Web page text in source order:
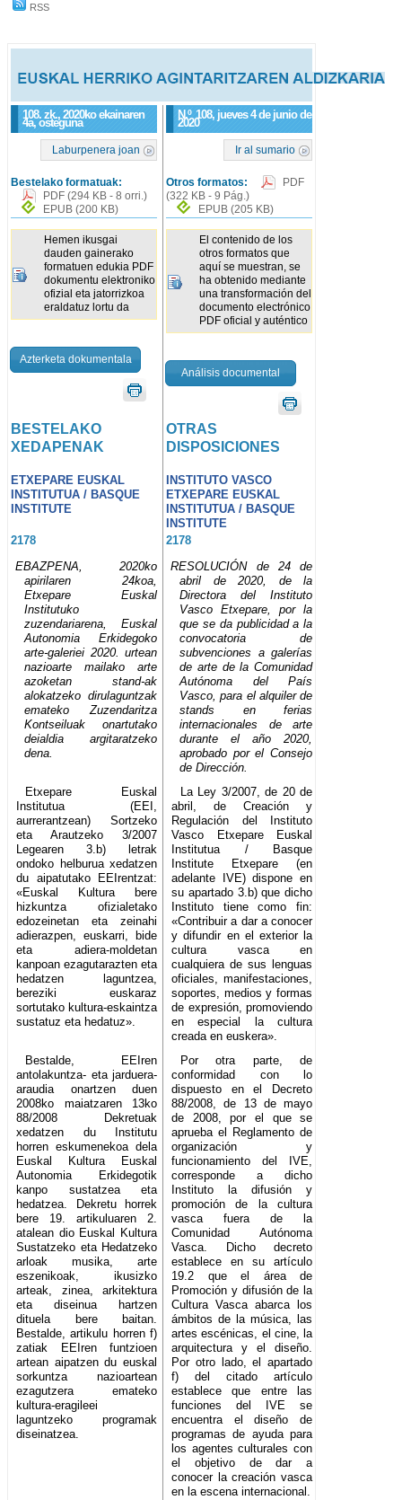
RSS
108. zk., 2020ko ekainaren
4a, osteguna
N.º108, jueves 4 de junio de
2020
Laburpenera joan
Bestelako formatuak:
PDF (294 KB - 8 orri.)
EPUB (200 KB)
Hemen ikusgai
dauden gainerako
formatuen edukia PDF
dokumentu elektroniko
ofizial eta jatorrizkoa
eraldatuz lortu da
Azterketa dokumentala
Ir al sumario
Otros formatos:
PDF
(322 KB - 9 Pág.)
EPUB(205 KB)
El contenido de los
otros formatos que
aquí se muestran, se
ha obtenido mediante
una transformación del
documento electrónico
PDF oficial y auténtico
Análisis documental
BESTELAKO
XEDAPENAK
OTRAS
DISPOSICIONES
ETXEPARE EUSKAL
INSTITUTUA / BASQUE
INSTITUTE
INSTITUTO VASCO
ETXEPARE EUSKAL
INSTITUTUA / BASQUE
INSTITUTE
2178
2178
EBAZPENA, 2020ko
apirilaren 24koa,
Etxepare Euskal
Institutuko
zuzendariarena, Euskal
Autonomia Erkidegoko
arte-galeriei 2020. urtean
nazioarte mailako arte
azoketan stand-ak
alokatzeko dirulaguntzak
emateko Zuzendaritza
Kontseiluak onartutako
deialdia argitaratzeko
dena.
RESOLUCIÓN de 24 de
abril de 2020, de la
Directora del Instituto
Vasco Etxepare, por la
que se da publicidad a la
convocatoria de
subvenciones a galerías
de arte de la Comunidad
Autónoma del País
Vasco, para el alquiler de
stands en ferias
internacionales de arte
durante el año 2020,
aprobado por el Consejo
de Dirección.
Etxepare Euskal
Institutua (EEI,
aurrerantzean) Sortzeko
eta Arautzeko 3/2007
Legearen 3.b) letrak
ondoko helburua xedatzen
du aipatutako EEIrentzat:
«Euskal Kultura bere
hizkuntza ofizialetako
edozeinetan eta zeinahi
adierazpen, euskarri, bide
eta adiera-moldetan
kanpoan ezagutarazten eta
hedatzen laguntzea,
bereziki euskaraz
sortutako kultura-eskaintza
sustatuz eta hedatuz».
La Ley 3/2007, de 20 de
abril, de Creación y
Regulación del Instituto
Vasco Etxepare Euskal
Institutua / Basque
Institute Etxepare (en
adelante IVE) dispone en
su apartado 3.b) que dicho
Instituto tiene como fin:
«Contribuir a dar a conocer
y difundir en el exterior la
cultura vasca en
cualquiera de sus lenguas
oficiales, manifestaciones,
soportes, medios y formas
de expresión, promoviendo
en especial la cultura
creada en euskera».
Bestalde, EEIren
antolakuntza- eta jarduera-
araudia onartzen duen
2008ko maiatzaren 13ko
88/2008 Dekretuak
xedatzen du Institutu
horren eskumenekoa dela
Euskal Kultura Euskal
Autonomia Erkidegotik
kanpo sustatzea eta
hedatzea. Dekretu horrek
bere 19. artikuluaren 2.
atalean dio Euskal Kultura
Sustatzeko eta Hedatzeko
arloak musika, arte
eszenikoak, ikusizko
arteak, zinea, arkitektura
eta diseinua hartzen
dituela bere baitan.
Bestalde, artikulu horren f)
zatiak EEIren funtzioen
artean aipatzen du euskal
sorkuntza nazioartean
ezagutzera emateko
kultura-eragileei
laguntzeko programak
diseinatzea.
Por otra parte, de
conformidad con lo
dispuesto en el Decreto
88/2008, de 13 de mayo
de 2008, por el que se
aprueba el Reglamento de
organización y
funcionamiento del IVE,
corresponde a dicho
Instituto la difusión y
promoción de la cultura
vasca fuera de la
Comunidad Autónoma
Vasca. Dicho decreto
establece en su artículo
19.2 que el área de
Promoción y difusión de la
Cultura Vasca abarca los
ámbitos de la música, las
artes escénicas, el cine, la
arquitectura y el diseño.
Por otro lado, el apartado
f) del citado artículo
establece que entre las
funciones del IVE se
encuentra el diseño de
programas de ayuda para
los agentes culturales con
el objetivo de dar a
conocer la creación vasca
en la escena internacional.